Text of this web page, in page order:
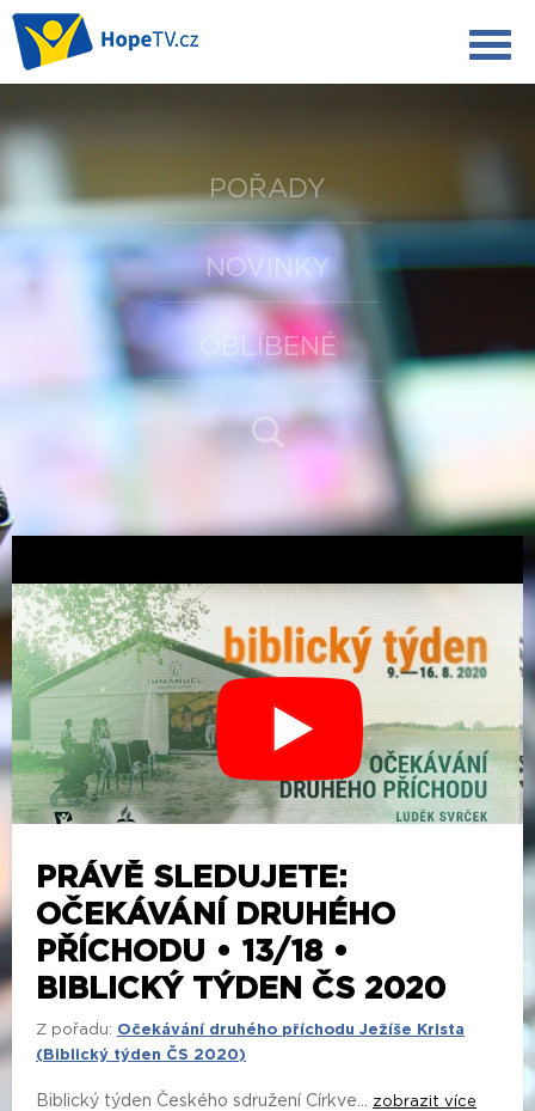
POŘADY
NOVINKY
OBLÍBENÉ
PRÁVĚ SLEDUJETE:
OČEKÁVÁNÍ DRUHÉHO
PŘÍCHODU • 13/18 •
BIBLICKÝ TÝDEN ČS 2020
Z pořadu: Očekávání druhého příchodu Ježíše Krista
(Biblický týden ČS 2020)
Biblický týden Českého sdružení Církve... zobrazit více